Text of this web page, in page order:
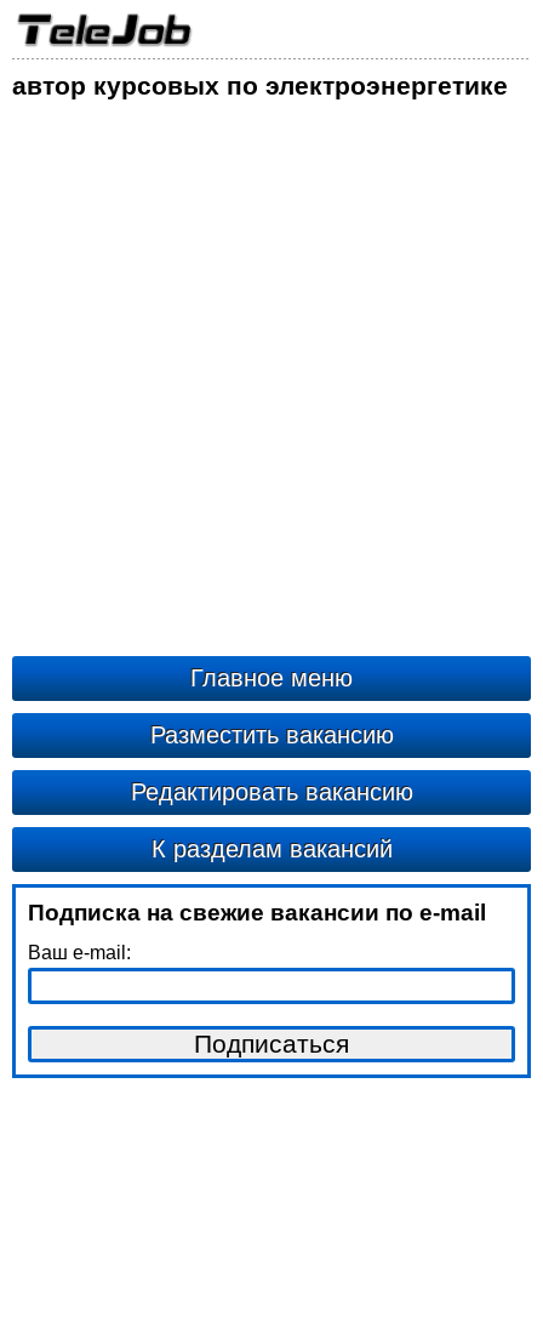
автор курсовых по электроэнергетике
Главное меню
Разместить вакансию
Редактировать вакансию
К разделам вакансий
Подписка на свежие вакансии по e-mail
Ваш e-mail: